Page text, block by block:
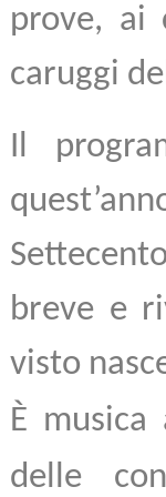
prove, ai
caruggi
Il
breve e
visto
È
delle